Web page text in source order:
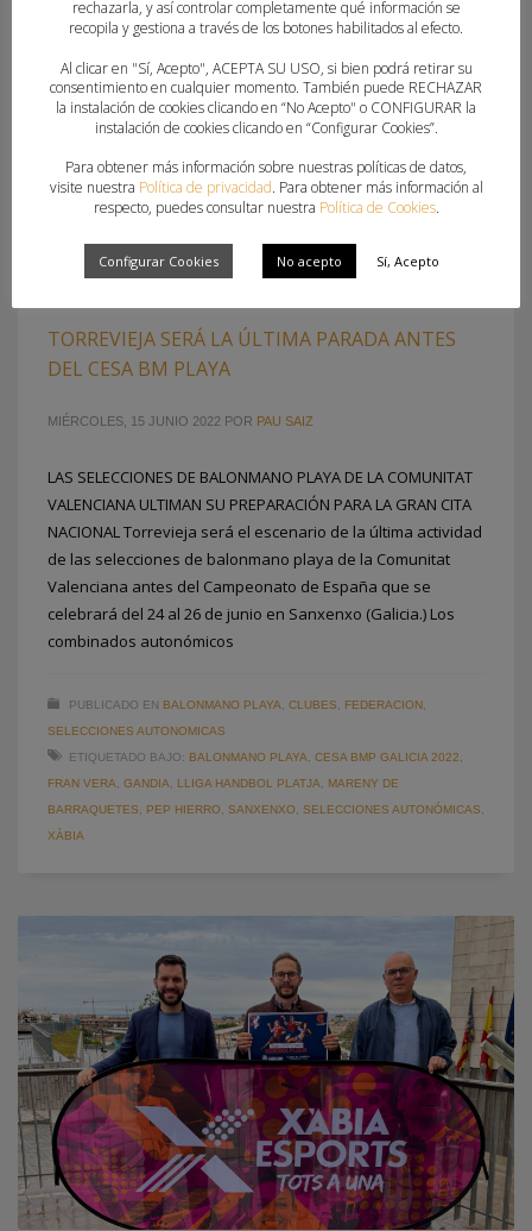
TORREVIEJA SERÁ LA ÚLTIMA PARADA ANTES
DEL CESA BM PLAYA
MIÉRCOLES, 15 JUNIO 2022 POR PAU SAIZ
LAS SELECCIONES DE BALONMANO PLAYA DE LA COMUNITAT
VALENCIANA ULTIMAN SU PREPARACIÓN PARA LA GRAN CITA
NACIONAL Torrevieja será el escenario de la última actividad
de las selecciones de balonmano playa de la Comunitat
Valenciana antes del Campeonato de España que se
celebrará del 24 al 26 de junio en Sanxenxo (Galicia.) Los
combinados autonómicos
PUBLICADO EN BALONMANO PLAYA CLUBES FEDERACION
SELECCIONES AUTONOMICAS
ETIQUETADO BAJO: BALONMANO PLAYA CESA BMP GALICIA 2022
FRAN VERA
GANDIA LLIGA HANDBOL PLATJA
MARENY DE
BARRAQUETES
PEP HIERRO SANXENXO SELECCIONES AUTONÓMICAS
XÀBIA
rechazarla, y así controlar completamente qué información se
recopila y gestiona a través de los botones habilitados al efecto.
Al clicar en "Sí, Acepto", ACEPTA SU USO, si bien podrá retirar su
consentimiento en cualquier momento. También puede RECHAZAR
la instalación de cookies clicando en “No Acepto" o CONFIGURAR la
instalación de cookies clicando en “Configurar Cookies”.
Para obtener más información sobre nuestras políticas de datos,
visite nuestra Política de privacidad. Para obtener más información al
respecto, puedes consultar nuestra Política de Cookies.
Configurar Cookies No acepto Sí, Acepto